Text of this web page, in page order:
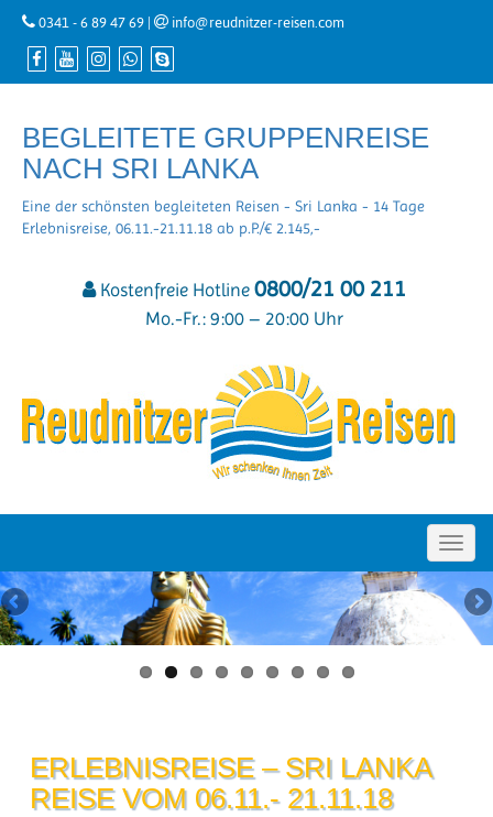
0341 - 6 89 47 69| info@reudnitzer-reisen.com
BEGLEITETE GRUPPENREISE
NACH SRI LANKA
Eine der schönsten begleiteten Reisen - Sri Lanka - 14 Tage
Erlebnisreise, 06.11.-21.11.18 ab p.P./€ 2.145,-
Kostenfreie Hotline 0800/21 00 211
Mo.-Fr.: 9:00 – 20:00 Uhr
ERLEBNISREISE – SRI LANKA
REISE VOM 06.11.- 21.11.18